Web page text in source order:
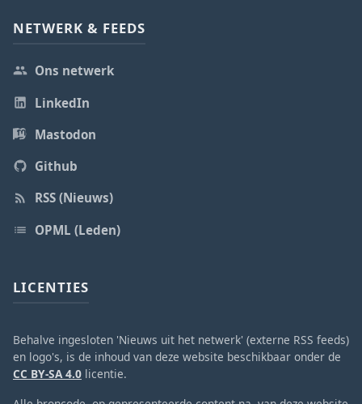
NETWERK & FEEDS
Ons netwerk
LinkedIn
Mastodon
Github
RSS (Nieuws)
OPML (Leden)
LICENTIES
Behalve ingesloten 'Nieuws uit het netwerk' (externe RSS feeds)
en logo's, is de inhoud van deze website beschikbaar onder de
CC BY-SA 4.0 licentie.